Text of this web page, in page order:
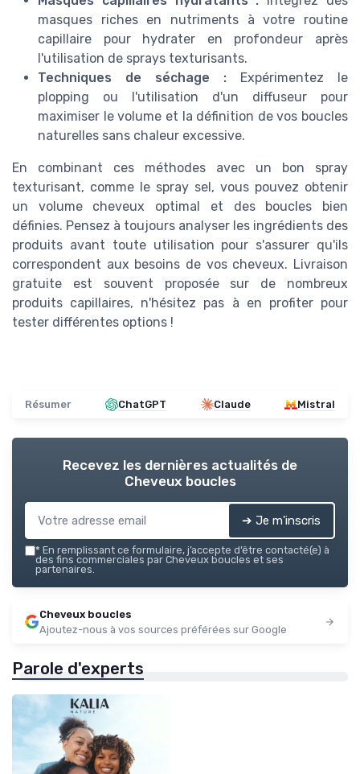
masques riches en nutriments à votre routine
capillaire pour hydrater en profondeur après
l'utilisation de sprays texturisants.
Techniques de séchage : Expérimentez le
plopping ou l'utilisation d'un diffuseur pour
maximiser le volume et la définition de vos boucles
naturelles sans chaleur excessive.
En combinant ces méthodes avec un bon spray
texturisant, comme le spray sel, vous pouvez obtenir
un volume cheveux optimal et des boucles bien
définies. Pensez à toujours analyser les ingrédients des
produits avant toute utilisation pour s'assurer qu'ils
correspondent aux besoins de vos cheveux. Livraison
gratuite est souvent proposée sur de nombreux
produits capillaires, n'hésitez pas à en profiter pour
tester différentes options !
Résumer ChatGPT Claude Mistral
Recevez les dernières actualités de
Cheveux boucles
➔ Je m'inscris
* En remplissant ce formulaire, j’accepte d’être contacté(e) à
des fins commerciales par Cheveux boucles et ses
partenaires.
Cheveux boucles
Ajoutez-nous à vos sources préférées sur Google
Parole d'experts